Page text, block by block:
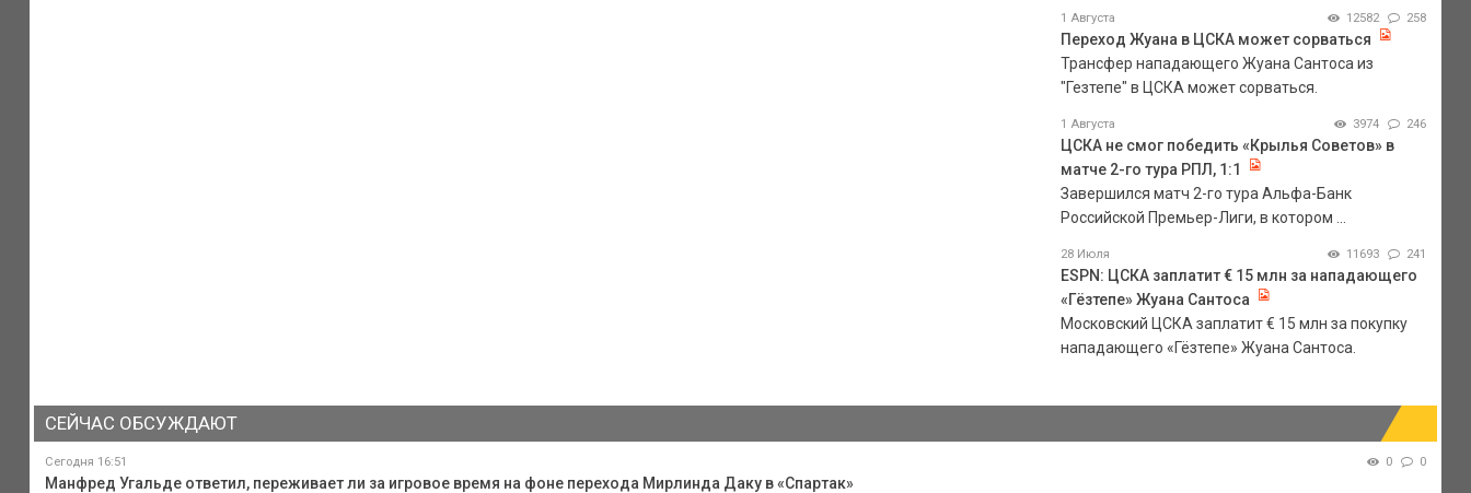
1 Августа 12582 258
Переход Жуана в ЦСКА может сорваться
Трансфер нападающего Жуана Сантоса из
"Гезтепе" в ЦСКА может сорваться.
1 Августа 3974 246
ЦСКА не смог победить «Крылья Советов» в
матче 2-го тура РПЛ, 1:1
Завершился матч 2-го тура Альфа-Банк
Российской Премьер-Лиги, в котором ...
28 Июля 11693 241
ESPN: ЦСКА заплатит € 15 млн за нападающего
«Гёзтепе» Жуана Сантоса
Московский ЦСКА заплатит € 15 млн за покупку
нападающего «Гёзтепе» Жуана Сантоса.
СЕЙЧАС ОБСУЖДАЮТ
Сегодня 16:51 0 0
Манфред Угальде ответил, переживает ли за игровое время на фоне перехода Мирлинда Даку в «Спартак»